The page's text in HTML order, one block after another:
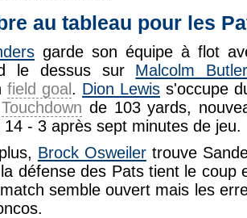
au tableau pour les
garde son équipe à flot
le dessus sur Malcolm
field goal . Dion Lewis s'occupe
Touchdown de 103 yards,
- 3 après sept minutes de jeu.
Brock Osweilertrouve
défense des Pats tient le coup
semble ouvert mais les